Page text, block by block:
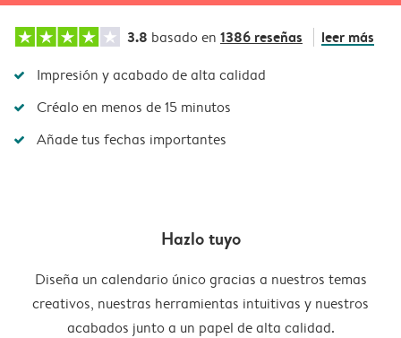
3.8 basado en 1386 reseñas leer más
Impresión y acabado de alta calidad
Créalo en menos de 15 minutos
Añade tus fechas importantes
Hazlo tuyo
Diseña un calendario único gracias a nuestros temas
creativos, nuestras herramientas intuitivas y nuestros
acabados junto a un papel de alta calidad.